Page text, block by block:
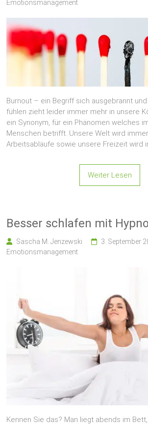
Emotionsmanagement
Burnout – ein Begriff sich ausgebrannt
fühlen zieht leider immer mehr in unsere
ein Synonym, für ein Phänomen welches
Menschen betrifft. Unsere Welt wird
Arbeitsabläufe sowie unsere Freizeit wird
Weiter Lesen
Besser schlafen mit
Sascha M. Jenzewski
3. September
Emotionsmanagement
Kennen Sie das? Man liegt abends im